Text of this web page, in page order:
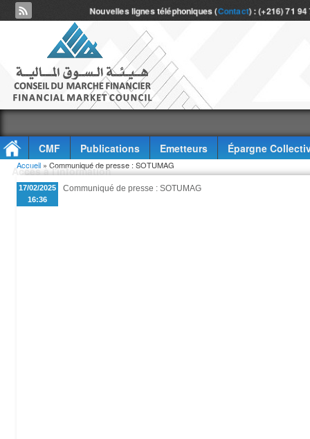
Nouvelles lignes téléphoniques (Contact) : (+216) 71
CMF Publications Emetteurs
Épargne
Accès à l'information
Vous êtes ici
Accueil » Communiqué de presse : SOTUMAG
17/02/2025
16:36
Communiqué de presse : SOTUMAG